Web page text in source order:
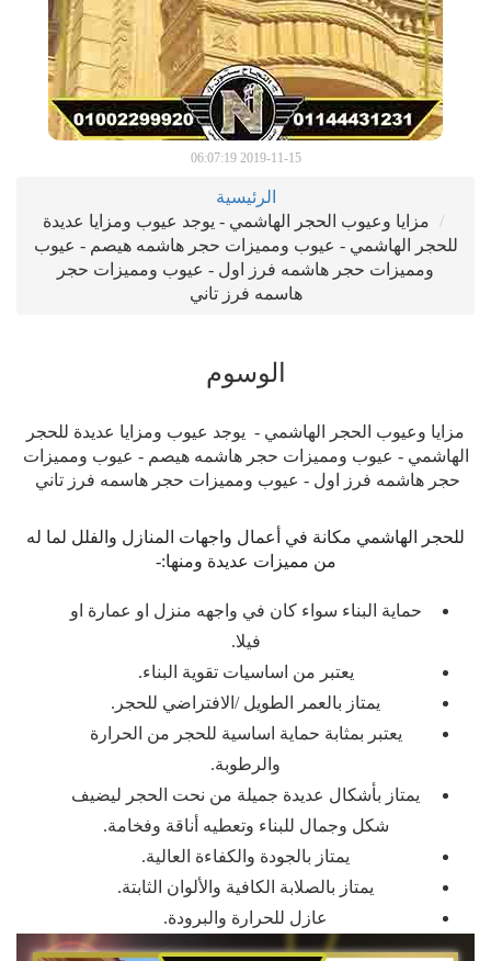
2019-11-15 06:07:19
الرئيسية
مزايا وعيوب الحجر الهاشمي - يوجد عيوب ومزايا عديدة
للحجر الهاشمي - عيوب ومميزات حجر هاشمه هيصم - عيوب
ومميزات حجر هاشمه فرز اول - عيوب ومميزات حجر
هاسمه فرز تاني
الوسوم
مزايا وعيوب الحجر الهاشمي - يوجد عيوب ومزايا عديدة للحجر
الهاشمي - عيوب ومميزات حجر هاشمه هيصم - عيوب ومميزات
حجر هاشمه فرز اول - عيوب ومميزات حجر هاسمه فرز تاني
للحجر الهاشمي مكانة في أعمال واجهات المنازل والفلل لما له
من مميزات عديدة ومنها:-
حماية البناء سواء كان في واجهه منزل او عمارة او
فيلا.
يعتبر من اساسيات تقوية البناء.
يمتاز بالعمر الطويل /الافتراضي للحجر.
يعتبر بمثابة حماية اساسية للحجر من الحرارة
والرطوبة.
يمتاز بأشكال عديدة جميلة من نحت الحجر ليضيف
شكل وجمال للبناء وتعطيه أناقة وفخامة.
يمتاز بالجودة والكفاءة العالية.
يمتاز بالصلابة الكافية والألوان الثابتة.
عازل للحرارة والبرودة.